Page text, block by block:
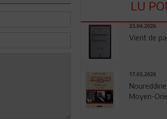
LU
23.04.2026
Vient de
17.03.2026
Moyen-